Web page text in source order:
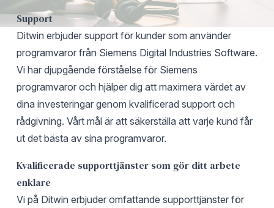
Support
Ditwin erbjuder support för kunder som använder
programvaror från Siemens Digital Industries Software.
Vi har djupgående förståelse för Siemens
programvaror och hjälper dig att maximera värdet av
dina investeringar genom kvalificerad support och
rådgivning. Vårt mål är att säkerställa att varje kund får
ut det bästa av sina programvaror.
Kvalificerade supporttjänster som gör ditt arbete
enklare
Vi på Ditwin erbjuder omfattande supporttjänster för